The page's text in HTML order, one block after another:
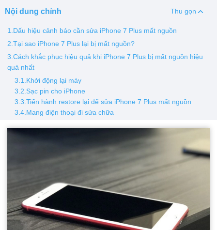
Vỏ Huawei Vỏ Vivo
Nội dung chính Thu gọn
1.Dấu hiệu cảnh báo cần sửa iPhone 7 Plus mất nguồn
2.Tại sao iPhone 7 Plus lại bị mất nguồn?
3.Cách khắc phục hiệu quả khi iPhone 7 Plus bị mất nguồn hiệu
quả nhất
3.1.Khởi động lại máy
3.2.Sạc pin cho iPhone
3.3.Tiến hành restore lại để sửa iPhone 7 Plus mất nguồn
3.4.Mang điện thoại đi sửa chữa